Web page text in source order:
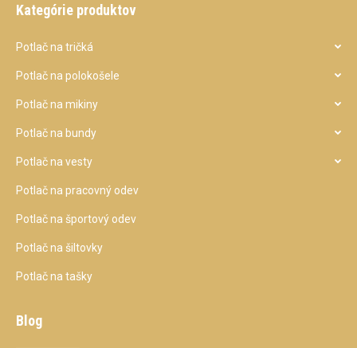
Kategórie produktov
Potlač na tričká
Potlač na polokošele
Potlač na mikiny
Potlač na bundy
Potlač na vesty
Potlač na pracovný odev
Potlač na športový odev
Potlač na šiltovky
Potlač na tašky
Blog